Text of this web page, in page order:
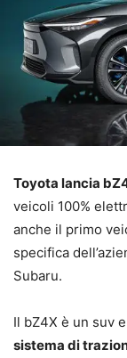
Toyota lancia
veicoli 100%
anche il primo
specifica
Subaru.
Il bZ4X è un suv
sistema di